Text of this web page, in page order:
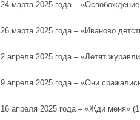
24 марта 2025 года –
26 марта 2025 года – «Иваново
2 апреля 2025 года – «Летят
9 апреля 2025 года – «Они
16 апреля 2025 года – «Жди меня»